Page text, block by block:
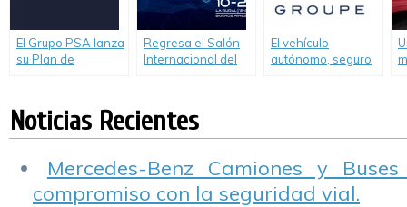
mundial
El Grupo PSA lanza
su Plan de
Regresa el Salón
Internacional del
El vehículo
autónomo, seguro
evento Innovation
Noticias Recientes
Mercedes-Benz Camiones y
compromiso con la seguridad vial.